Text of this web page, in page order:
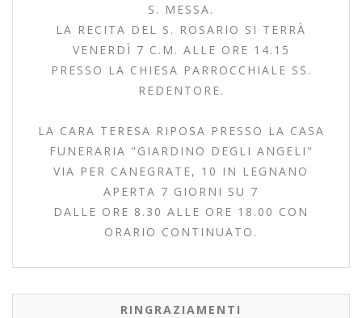
S. MESSA.
LA RECITA DEL S. ROSARIO SI TERRÀ
VENERDÌ 7 C.M. ALLE ORE 14.15
PRESSO LA CHIESA PARROCCHIALE SS.
REDENTORE.
LA CARA TERESA RIPOSA PRESSO LA CASA
FUNERARIA "GIARDINO DEGLI ANGELI"
VIA PER CANEGRATE, 10 IN LEGNANO
APERTA 7 GIORNI SU 7
DALLE ORE 8.30 ALLE ORE 18.00 CON
ORARIO CONTINUATO.
RINGRAZIAMENTI